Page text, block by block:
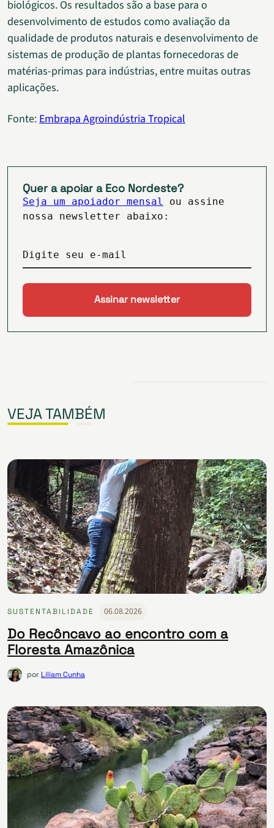
biológicos. Os resultados são a base para o
desenvolvimento de estudos como avaliação da
qualidade de produtos naturais e desenvolvimento de
sistemas de produção de plantas fornecedoras de
matérias-primas para indústrias, entre muitas outras
aplicações.
Fonte: Embrapa Agroindústria Tropical
Quer a apoiar a Eco Nordeste?
Seja um apoiador mensal
ou assine
nossa newsletter abaixo:
Digite seu e-mail
VEJA TAMBÉM
SUSTENTABILIDADE 06.08.2026
Do Recôncavo ao encontro com a
Floresta Amazônica
por Líliam Cunha